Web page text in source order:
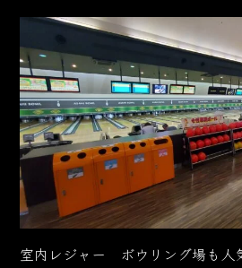
室内レジャー ボウリング場も人